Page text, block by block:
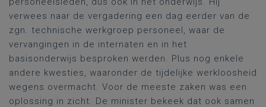
verwees naar de vergadering een dag eerder van de
zgn. technische werkgroep personeel, waar de
vervangingen in de internaten en in het
basisonderwijs besproken werden. Plus nog enkele
andere kwesties, waaronder de tijdelijke werkloosheid
wegens overmacht. Voor de meeste zaken was een
oplossing in zicht. De minister bekeek dat ook samen